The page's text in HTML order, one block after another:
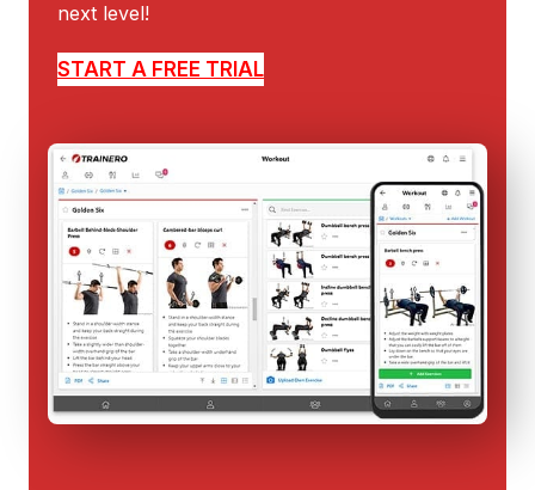
next level!
START A FREE TRIAL